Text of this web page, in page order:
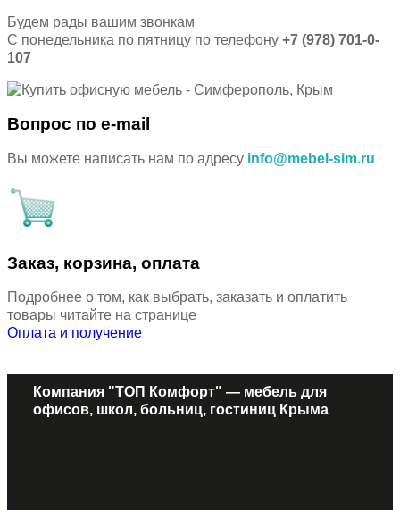
Будем рады вашим звонкам
С понедельника по пятницу по телефону +7 (978) 701-0-
107
Вопрос по e-mail
Вы можете написать нам по адресу info@mebel-sim.ru
Заказ, корзина, оплата
Подробнее о том, как выбрать, заказать и оплатить
товары читайте на странице
Оплата и получение
Компания "ТОП Комфорт" — мебель для
офисов, школ, больниц, гостиниц Крыма